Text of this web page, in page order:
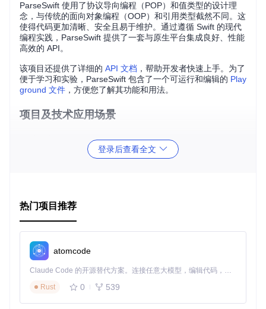
ParseSwift 使用了协议导向编程（POP）和值类型的设计理
念，与传统的面向对象编程（OOP）和引用类型截然不同。这
使得代码更加清晰、安全且易于维护。通过遵循 Swift 的现代
编程实践，ParseSwift 提供了一套与原生平台集成良好、性能
高效的 API。
该项目还提供了详细的 API 文档 ，帮助开发者快速上手。为了
便于学习和实验，ParseSwift 包含了一个可运行和编辑的 Play
ground 文件 ，方便您了解其功能和用法。
项目及技术应用场景
：在 iOS 和 Android 上构建需要实时数据同步的
智能家居：通过 tvOS 集成到电视和其他家庭设备中。
跨平台服务：利用 Linux 和 Windows 平台进行服务器或后
台处理。
此外，ParseSwift 还支持
订阅的机制，非常适合需要即时更新信息的应用，如聊天室、
项目特点
登录后查看全文
热门项目推荐
atomcode
Claude Code 的开源替代方案。连接任意大模型，编辑代码，运行命令，自动验证 — 全自动执行。用 Rust 构建，极致性能。 ｜ An open-source alternative to Claude Code. Connect any LLM, edit code, run commands, and verify changes — autonomously. Built in Rust for speed. Get Started
Rust
0 539